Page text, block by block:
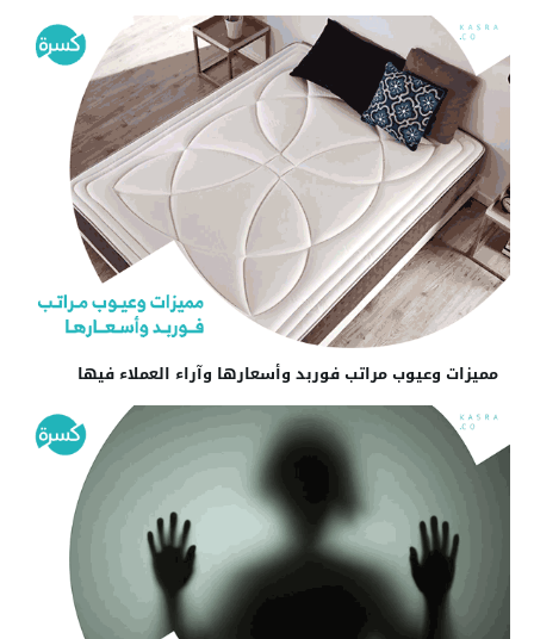
مميزات وعيوب مراتب فوربد وأسعارها وآراء العملاء فيها